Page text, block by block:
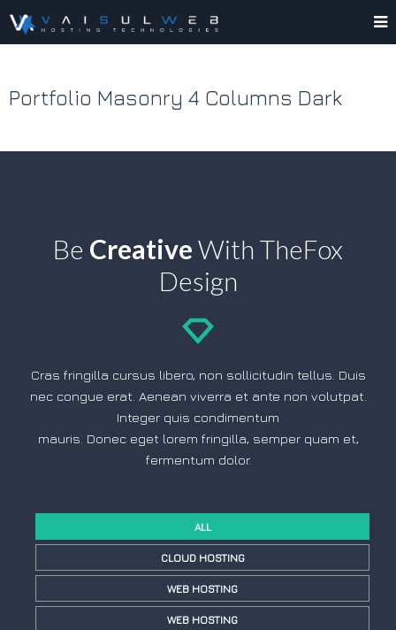
Portfolio Masonry 4 Columns Dark
Be CreativeWith TheFox
Design
Cras fringilla cursus libero, non sollicitudin tellus. Duis
nec congue erat. Aenean viverra et ante non volutpat.
Integer quis condimentum
mauris. Donec eget lorem fringilla, semper quam et,
fermentum dolor.
ALL
CLOUD HOSTING
WEB HOSTING
WEB HOSTING